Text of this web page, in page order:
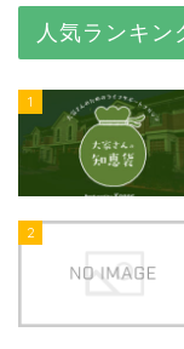
人気ランキン
1
2